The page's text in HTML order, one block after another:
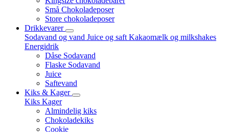
Små Chokoladeposer
Store chokoladeposer
Drikkevarer
Sodavand og vand Juice og saft Kakaomælk og milkshakes
Energidrik
Dåse Sodavand
Flaske Sodavand
Juice
Saftevand
Kiks & Kager
Kiks Kager
Almindelig kiks
Chokoladekiks
Cookie